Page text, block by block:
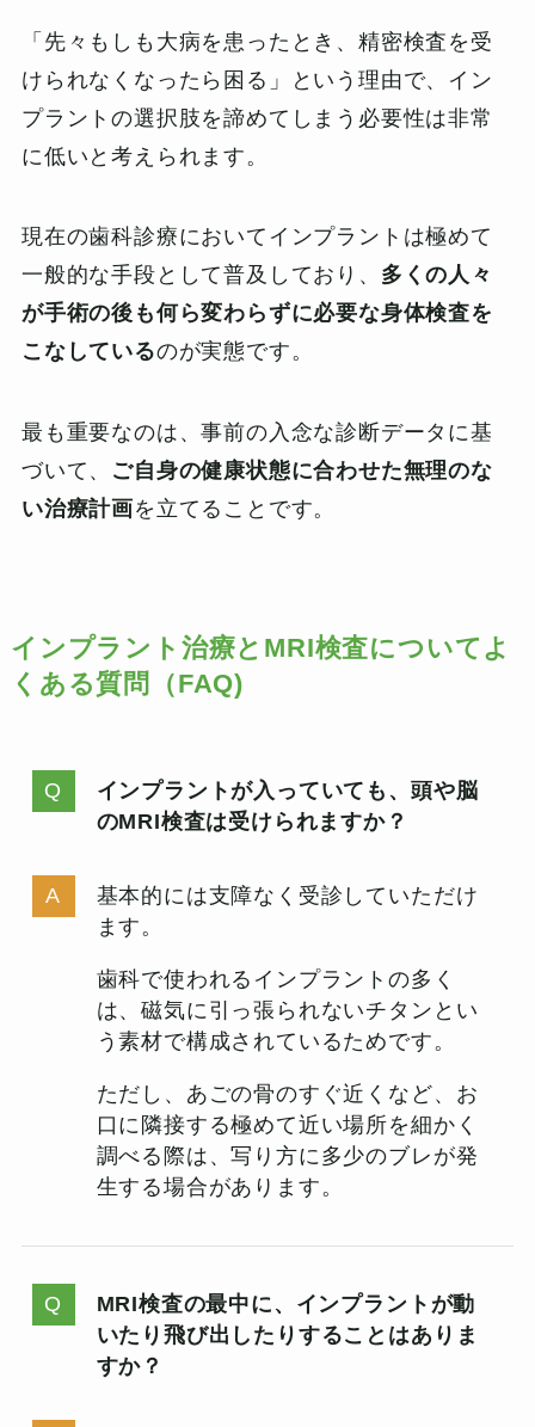
「先々もしも大病を患ったとき、精密検査を受
けられなくなったら困る」という理由で、イン
プラントの選択肢を諦めてしまう必要性は非常
に低いと考えられます。
現在の歯科診療においてインプラントは極めて
一般的な手段として普及しており、 多くの人々
が手術の後も何ら変わらずに必要な身体検査を
こなしているのが実態です。
最も重要なのは、事前の入念な診断データに基
づいて、 ご自身の健康状態に合わせた無理のな
い治療計画を立てることです。
インプラント治療とMRI検査についてよ
くある質問（FAQ)
インプラントが入っていても、頭や脳
のMRI検査は受けられますか？
基本的には支障なく受診していただけ
ます。
歯科で使われるインプラントの多く
は、磁気に引っ張られないチタンとい
う素材で構成されているためです。
ただし、あごの骨のすぐ近くなど、お
口に隣接する極めて近い場所を細かく
調べる際は、写り方に多少のブレが発
生する場合があります。
MRI検査の最中に、インプラントが動
いたり飛び出したりすることはありま
すか？